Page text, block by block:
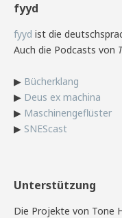
fyyd
fyyd ist die
Auch die Podcasts von
▶ Bücherklang
▶ Deus ex machina
▶ Maschinengeflüster
▶ SNEScast
Unterstützung
Die Projekte von Tone